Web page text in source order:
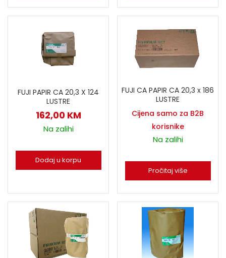
FUJI PAPIR CA 20,3 X 124
LUSTRE
162,00 KM
Na zalihi
Dodaj u korpu
FUJI CA PAPIR CA 20,3 x 186
LUSTRE
Cijena samo za B2B
korisnike
Na zalihi
Pročitaj više